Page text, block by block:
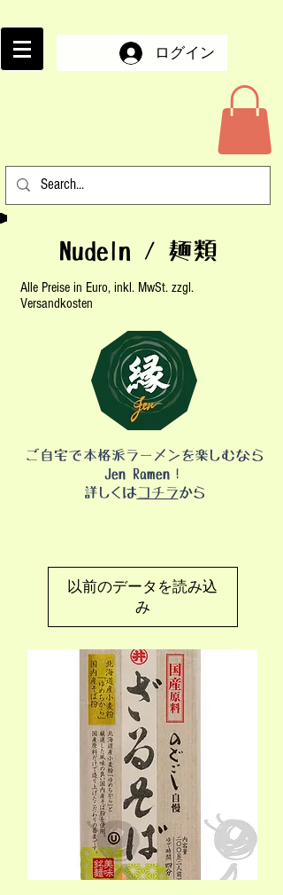
ログイン
Nudeln / 麺類
Alle Preise in Euro, inkl. MwSt. zzgl.
Versandkosten
ご自宅で本格派ラーメンを楽しむなら
Jen Ramen！
​詳しくはコチラから
以前のデータを読み込
み